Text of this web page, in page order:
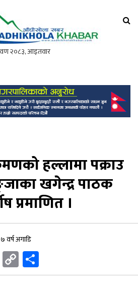
पत्रिका
हल्लामा पक्राउ
खगेन्द्र पाठक
प्रमाणित ।
७ वर्ष अगाडि
Messenger
Copy
Link